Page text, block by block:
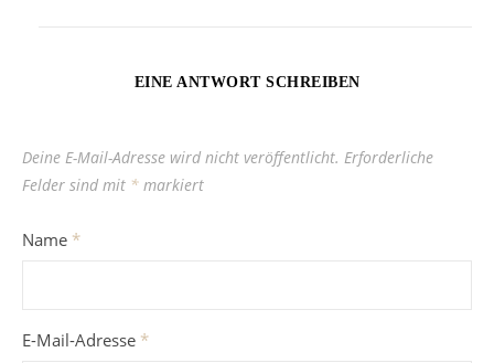
EINE ANTWORT SCHREIBEN
Deine E-Mail-Adresse wird nicht veröffentlicht. Erforderliche
Felder sind mit * markiert
Name *
E-Mail-Adresse *